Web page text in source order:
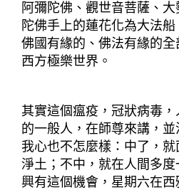
阿彌陀佛、觀世音菩薩、
陀佛手上的蓮花化為大法船
佛國有緣的、佛法有緣的
西方極樂世界。
其實這個瘟疫，冠狀病毒
的一般人，在師尊來講，
我心也不怎麼樣：中了，
淨土；不中，就在人間多
興有這個機會，星期六在